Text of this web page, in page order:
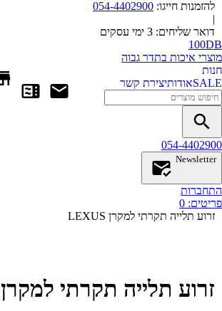
להזמנות חייגו: 054-4402900
|
דואר שליחים: 3 ימי עסקים
100DB
מוצרי איכות בתדר גבוה
חנות
SALEאודותיצירת קשר
054-4402900
Newsletter
התחברות
פריטים: 0
זרוע תלייה תקרתי למקרן LEXUS
זרוע תלייה תקרתי למקרן LEXUS